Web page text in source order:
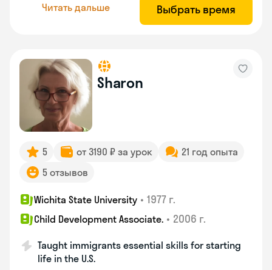
Читать дальше Выбрать время
Sharon
5 от 3190 ₽ за урок
21 год опыта
5 отзывов
Wichita State University • 1977 г.
Child Development Associate. • 2006 г.
Taught immigrants essential skills for starting
life in the U.S.